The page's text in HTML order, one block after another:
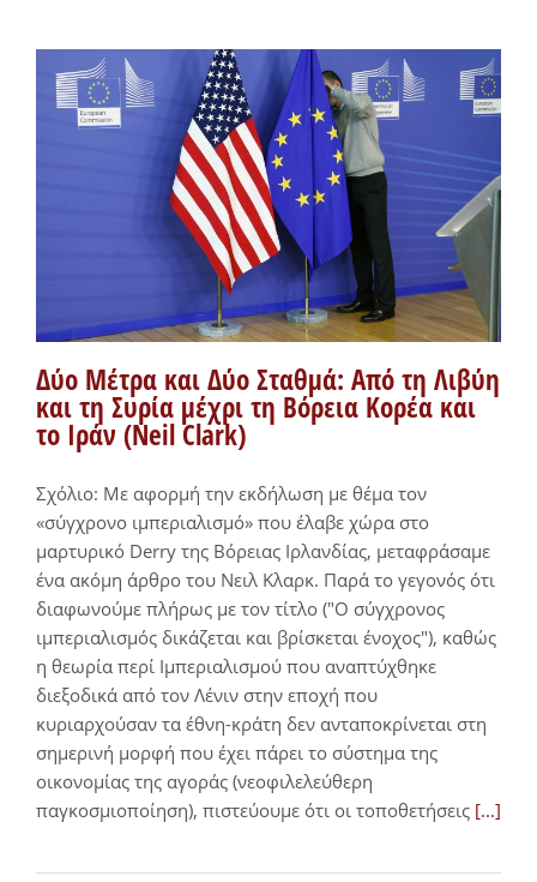
Δύο Μέτρα και Δύο Σταθμά: Από τη Λιβύη
και τη Συρία μέχρι τη Βόρεια Κορέα και
το Ιράν (Neil Clark)
Σχόλιο: Με αφορμή την εκδήλωση με θέμα τον
«σύγχρονο ιμπεριαλισμό» που έλαβε χώρα στο
μαρτυρικό Derry της Βόρειας Ιρλανδίας, μεταφράσαμε
ένα ακόμη άρθρο του Νειλ Κλαρκ. Παρά το γεγονός ότι
διαφωνούμε πλήρως με τον τίτλο ("Ο σύγχρονος
ιμπεριαλισμός δικάζεται και βρίσκεται ένοχος"), καθώς
η θεωρία περί Ιμπεριαλισμού που αναπτύχθηκε
διεξοδικά από τον Λένιν στην εποχή που
κυριαρχούσαν τα έθνη-κράτη δεν ανταποκρίνεται στη
σημερινή μορφή που έχει πάρει το σύστημα της
οικονομίας της αγοράς (νεοφιλελεύθερη
παγκοσμιοποίηση), πιστεύουμε ότι οι τοποθετήσεις [...]